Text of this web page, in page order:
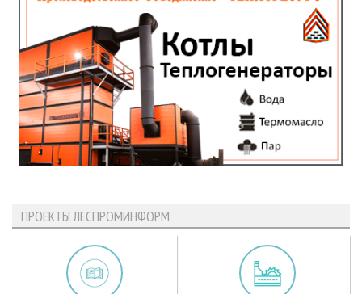
ПРОЕКТЫ ЛЕСПРОМИНФОРМ